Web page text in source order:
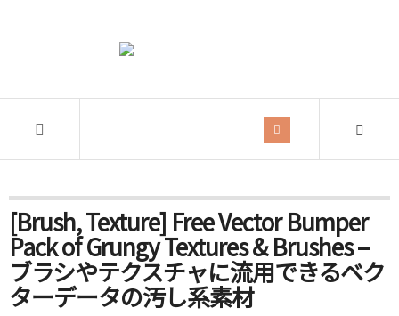
[Brush, Texture] Free Vector Bumper
Pack of Grungy Textures & Brushes –
ブラシやテクスチャに流用できるベク
ターデータの汚し系素材